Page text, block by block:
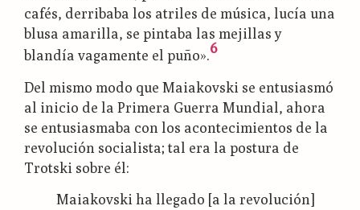
cafés, derribaba los atriles de música, lucía una
blusa amarilla, se pintaba las mejillas y
blandía vagamente el puño».6
Del mismo modo que Maiakovski se entusiasmó
al inicio de la Primera Guerra Mundial, ahora
se entusiasmaba con los acontecimientos de la
revolución socialista; tal era la postura de
Trotski sobre él:
Maiakovski ha llegado [a la revolución]